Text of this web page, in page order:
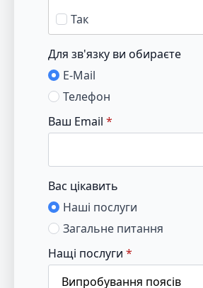
Так
Для зв'язку ви обираєте
E-Mail
Телефон
Ваш Email *
Вас цікавить
Наші послуги
Загальне питання
Нащі послуги *